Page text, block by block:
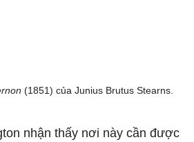
(1851) của Junius Brutus Stearns.
nhận thấy nơi này cần được